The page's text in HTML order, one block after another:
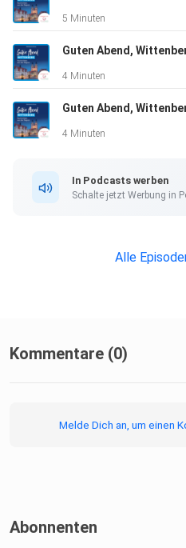
5 Minuten
4 Minuten
4 Minuten
In Podcasts werben
Schalte jetzt Werbung in
Alle
Kommentare (0)
Melde Dich an, um einen
Abonnenten